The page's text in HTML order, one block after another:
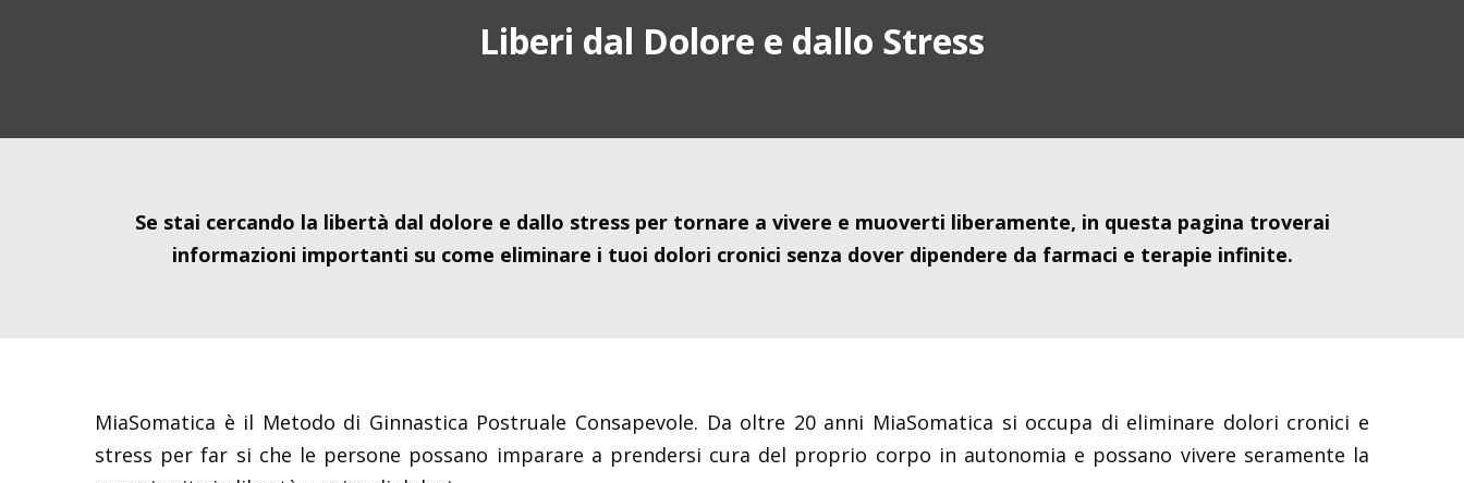
Liberi dal Dolore e dallo Stress
Se stai cercando la libertà dal dolore e dallo stress per tornare a vivere e muoverti liberamente, in questa pagina troverai
informazioni importanti su come eliminare i tuoi dolori cronici senza dover dipendere da farmaci e terapie infinite.
MiaSomatica è il Metodo di Ginnastica Postruale Consapevole. Da oltre 20 anni MiaSomatica si occupa di eliminare dolori cronici e
stress per far si che le persone possano imparare a prendersi cura del proprio corpo in autonomia e possano vivere seramente la